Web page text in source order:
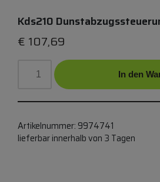
Kds210
€ 107,69
In den
Artikelnummer: 9974741
lieferbar innerhalb von 3 Tagen